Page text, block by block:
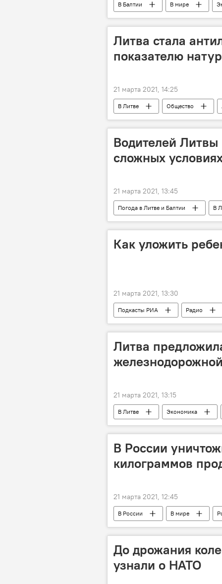
В Балтии В мире
Вильнюс
Балтия
Литва стала
показателю
21 марта 2021, 14:25
В Литве Общество
Водителей
сложных
21 марта 2021, 13:45
Погода в Литве и Балтии
В
дороги
дорожное покрытие
Как уложить
21 марта 2021, 13:30
Подкасты РИА Радио
Литва
21 марта 2021, 13:15
В Литве Экономика
В России
килограммов
21 марта 2021, 12:45
В России В мире
До дрожания
узнали о НАТО